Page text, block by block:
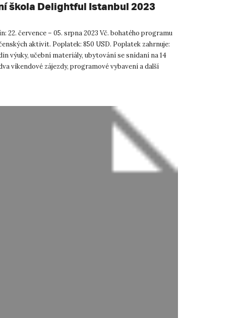
škola Delightful Istanbul 2023
22. července – 05. srpna 2023 Vč. bohatého programu
aktivit. Poplatek: 850 USD. Poplatek zahrnuje:
výuky, učební materiály, ubytování se snídaní na 14
víkendové zájezdy, programové vybavení a další